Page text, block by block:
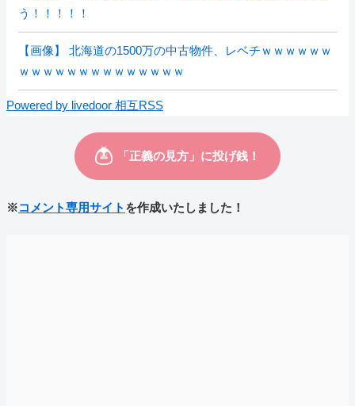
う！！！！！
【画像】 北海道の1500万の中古物件、レベチｗｗｗｗｗｗ
ｗｗｗｗｗｗｗｗｗｗｗｗｗｗ
Powered by livedoor 相互RSS
※コメント専用サイト を作成いたしました！